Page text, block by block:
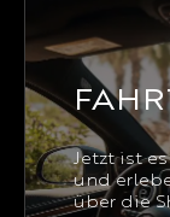
Jetzt ist
und
über die